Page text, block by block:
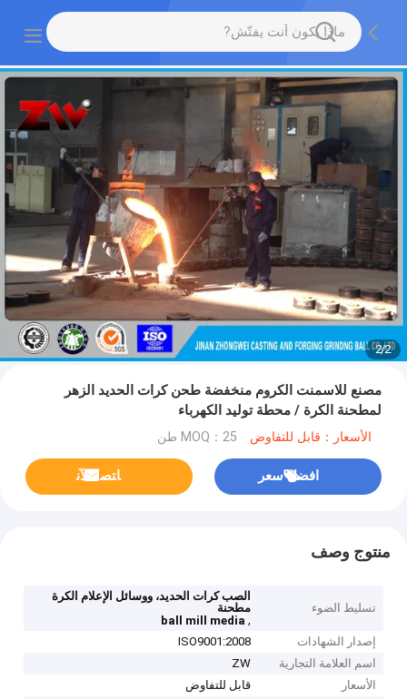
2
/
2
مصنع للاسمنت الكروم منخفضة طحن كرات الحديد الزهر
لمطحنة الكرة / محطة توليد الكهرباء
الأسعار：قابل للتفاوض MOQ：25 طن
افضل سعر ﺎﺘﺼﻟ ﺍﻶﻧ
منتوج وصف
تسليط الضوء
الصب كرات الحديد، ووسائل الإعلام الكرة
مطحنة
,
ball mill media
إصدار الشهادات
ISO9001:2008
اسم العلامة التجارية
ZW
الأسعار
قابل للتفاوض